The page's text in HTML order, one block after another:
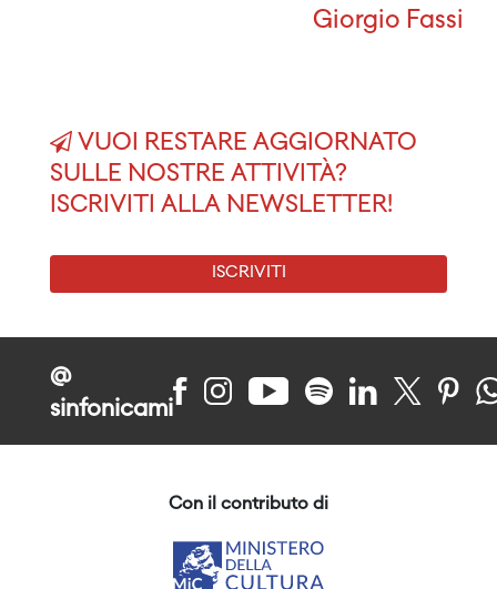
Giorgio Fassi
VUOI RESTARE AGGIORNATO
SULLE NOSTRE ATTIVITÀ?
ISCRIVITI ALLA NEWSLETTER!
ISCRIVITI
@
sinfonicami
Con il contributo di